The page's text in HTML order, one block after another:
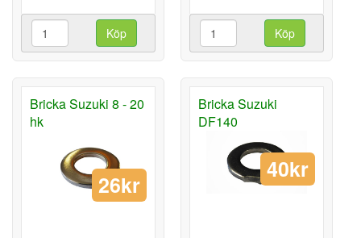
Köp Köp
Bricka Suzuki 8 - 20
hk
26kr
Bricka Suzuki
DF140
40kr